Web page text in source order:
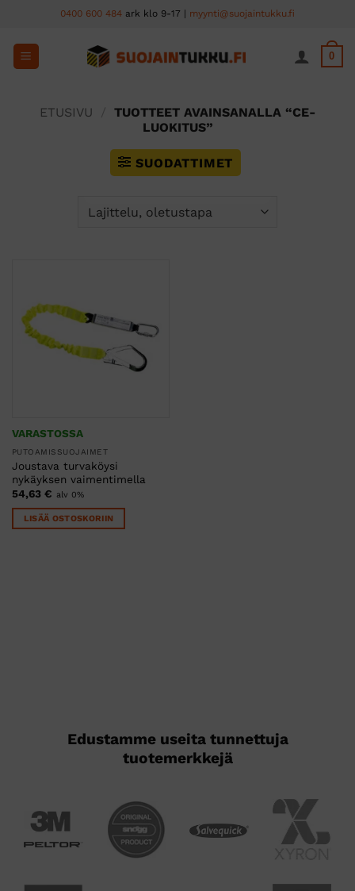
content
0400 600 484 ark klo 9-17 | myynti@suojaintukku.fi
0
ETUSIVU
TUOTTEET AVAINSANALLA “CE-
LUOKITUS”
SUODATTIMET
VARASTOSSA
PUTOAMISSUOJAIMET
Joustava turvaköysi
nykäyksen vaimentimella
54,63 € alv 0%
LISÄÄ OSTOSKORIIN
Edustamme useita tunnettuja
tuotemerkkejä